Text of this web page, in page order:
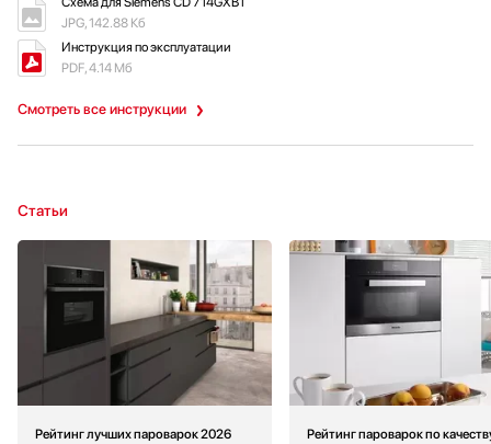
Смотреть все инструкции
JPG, 142.88 Кб
Инструкция по эксплуатации
PDF, 4.14 Мб
Статьи
Рейтинг лучших пароварок 2026
Рейтинг пароварок по